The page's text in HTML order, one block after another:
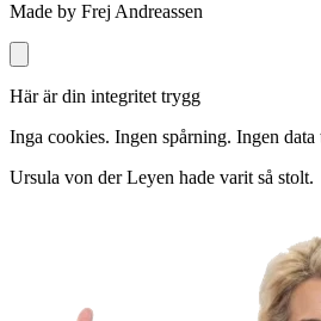
Made by Frej Andreassen
Här är din integritet trygg
Inga cookies. Ingen spårning. Ingen
Ursula von der Leyen hade varit så stolt.